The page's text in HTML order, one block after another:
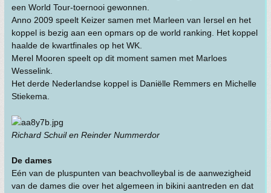
een World Tour-toernooi gewonnen.
Anno 2009 speelt Keizer samen met Marleen van Iersel en het
koppel is bezig aan een opmars op de world ranking. Het koppel
haalde de kwartfinales op het WK.
Merel Mooren speelt op dit moment samen met Marloes
Wesselink.
Het derde Nederlandse koppel is Daniëlle Remmers en Michelle
Stiekema.
Richard Schuil en Reinder Nummerdor
De dames
Eén van de pluspunten van beachvolleybal is de aanwezigheid
van de dames die over het algemeen in bikini aantreden en dat